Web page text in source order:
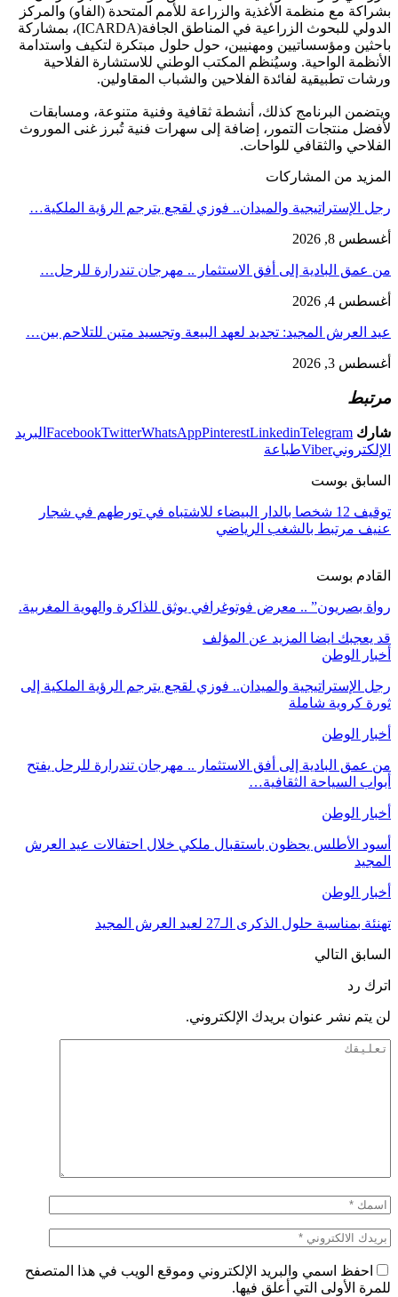
بشراكة مع منظمة الأغذية والزراعة للأمم المتحدة (الفاو) والمركز
الدولي للبحوث الزراعية في المناطق الجافة(ICARDA)، بمشاركة
باحثين ومؤسساتيين ومهنيين، حول حلول مبتكرة لتكيف واستدامة
الأنظمة الواحية. وسيُنظم المكتب الوطني للاستشارة الفلاحية
ورشات تطبيقية لفائدة الفلاحين والشباب المقاولين.
ويتضمن البرنامج كذلك، أنشطة ثقافية وفنية متنوعة، ومسابقات
لأفضل منتجات التمور، إضافة إلى سهرات فنية تُبرز غنى الموروث
الفلاحي والثقافي للواحات.
المزيد من المشاركات
رجل الإستراتيجية والميدان.. فوزي لقجع يترجم الرؤية الملكية…
أغسطس 8, 2026
من عمق البادية إلى أفق الاستثمار .. مهرجان تندرارة للرحل…
أغسطس 4, 2026
عيد العرش المجيد: تجديد لعهد البيعة وتجسيد متين للتلاحم بين…
أغسطس 3, 2026
مرتبط
شارك FacebookTwitterWhatsAppPinterestLinkedinTelegram
البريد
الإلكترونيViberطباعة
السابق بوست
توقيف 12 شخصا بالدار البيضاء للاشتباه في تورطهم في شجار
عنيف مرتبط بالشغب الرياضي
القادم بوست
رواة بصريون” .. معرض فوتوغرافي يوثق للذاكرة والهوية المغربية.
قد يعجبك ايضا المزيد عن المؤلف
أخبار الوطن
رجل الإستراتيجية والميدان.. فوزي لقجع يترجم الرؤية الملكية إلى
ثورة كروية شاملة
أخبار الوطن
من عمق البادية إلى أفق الاستثمار .. مهرجان تندرارة للرحل يفتح
أبواب السياحة الثقافية…
أخبار الوطن
أسود الأطلس يحظون باستقبال ملكي خلال احتفالات عيد العرش
المجيد
أخبار الوطن
تهنئة بمناسبة حلول الذكرى الـ27 لعيد العرش المجيد
السابق التالي
اترك رد
لن يتم نشر عنوان بريدك الإلكتروني.
احفظ اسمي والبريد الإلكتروني وموقع الويب في هذا المتصفح
للمرة الأولى التي أعلق فيها.